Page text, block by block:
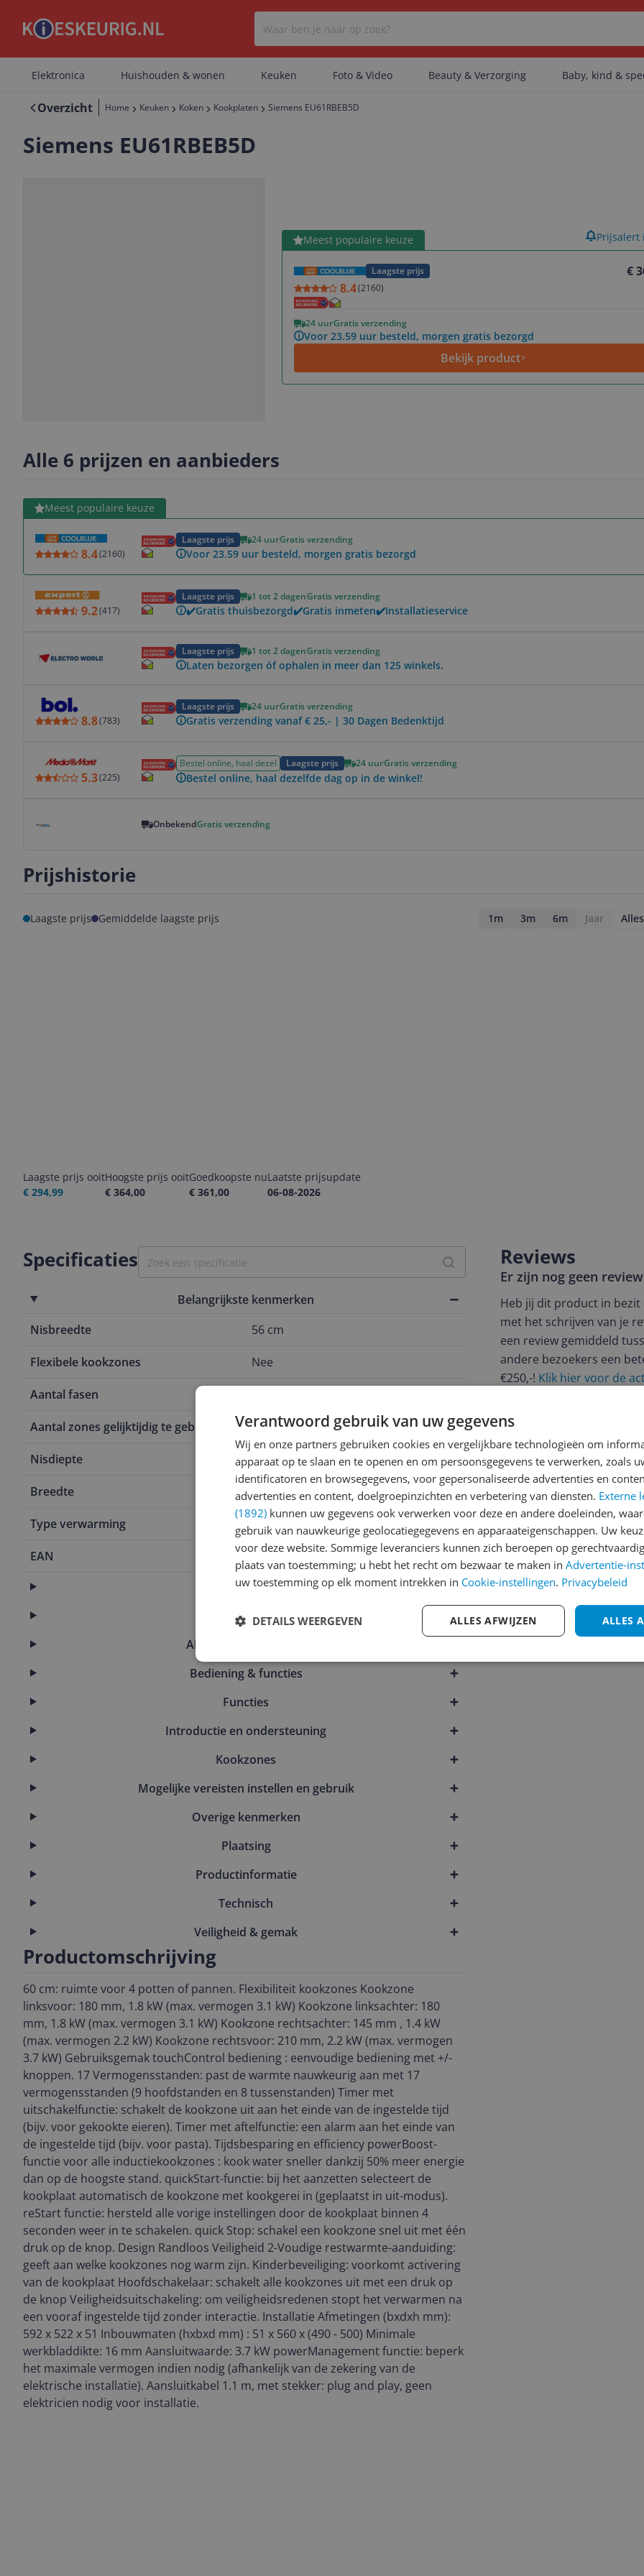
Er zijn geen artikelen gevonden.
Elektronica Huishouden & wonen Keuken Foto & Video Beauty & Verzorging Baby, kind &
Overzicht Home Keuken Koken Kookplaten Siemens EU61RBEB5D
Siemens EU61RBEB5D
Meest populaire keuze
Laagste prijs
€
8.4(2160)
24 uurGratis verzending
Voor 23.59 uur besteld, morgen gratis bezorgd
Bekijk product
Bekijk product Prijsalert
Alle 6 prijzen en aanbieders
Meest populaire keuze
8.4(2160)
Laagste prijs 24 uurGratis verzending
Voor 23.59 uur besteld, morgen gratis bezorgd
Bekijk product
9.2(417)
Laagste prijs 1 tot 2 dagenGratis verzending
✔️Gratis thuisbezorgd✔️Gratis inmeten✔️Installatieservice
Laagste prijs 1 tot 2 dagenGratis verzending
Laten bezorgen óf ophalen in meer dan 125 winkels.
8.8(783)
Laagste prijs 24 uurGratis verzending
Gratis verzending vanaf € 25,- | 30 Dagen Bedenktijd
5.3(225)
Bestel online, haal dezel Laagste prijs 24 uurGratis verzending
Bestel online, haal dezelfde dag op in de winkel!
OnbekendGratis verzending
Prijshistorie
Laagste prijs Gemiddelde laagste prijs 1m 3m 6m Jaar Alles
Laagste prijs ooit
€ 294,99
Hoogste prijs ooit
€ 364,00
Goedkoopste nu
€ 361,00
Laatste prijsupdate
06-08-2026
Specificaties
Belangrijkste kenmerken
Nisbreedte
56 cm
Flexibele kookzones Nee
Aantal fasen
Aantal zones gelijktijdig te gebruiken 4
Nisdiepte 5,1 cm
Breedte 59,2 cm
Type verwarming Inductie
EAN
4242003899762
Aansluitingen
Afmetingen
Algemene kenmerken
Bediening & functies
Functies
Introductie en ondersteuning
Kookzones
Mogelijke vereisten instellen en gebruik
Overige kenmerken
Plaatsing
Productinformatie
Technisch
Veiligheid & gemak
Productomschrijving
60 cm: ruimte voor 4 potten of pannen. Flexibiliteit kookzones Kookzone
linksvoor: 180 mm, 1.8 kW (max. vermogen 3.1 kW) Kookzone linksachter: 180
mm, 1.8 kW (max. vermogen 3.1 kW) Kookzone rechtsachter: 145 mm , 1.4 kW
(max. vermogen 2.2 kW) Kookzone rechtsvoor: 210 mm, 2.2 kW (max. vermogen
3.7 kW) Gebruiksgemak touchControl bediening : eenvoudige bediening met +/-
knoppen. 17 Vermogensstanden: past de warmte nauwkeurig aan met 17
vermogensstanden (9 hoofdstanden en 8 tussenstanden) Timer met
uitschakelfunctie: schakelt de kookzone uit aan het einde van de ingestelde tijd
(bijv. voor gekookte eieren). Timer met aftelfunctie: een alarm aan het einde van
de ingestelde tijd (bijv. voor pasta). Tijdsbesparing en efficiency powerBoost-
functie voor alle inductiekookzones : kook water sneller dankzij 50% meer energie
dan op de hoogste stand. quickStart-functie: bij het aanzetten selecteert de
kookplaat automatisch de kookzone met kookgerei in (geplaatst in uit-modus).
reStart functie: hersteld alle vorige instellingen door de kookplaat binnen 4
seconden weer in te schakelen. quick Stop: schakel een kookzone snel uit met één
druk op de knop. Design Randloos Veiligheid 2-Voudige restwarmte-aanduiding:
geeft aan welke kookzones nog warm zijn. Kinderbeveiliging: voorkomt activering
van de kookplaat Hoofdschakelaar: schakelt alle kookzones uit met een druk op
de knop Veiligheidsuitschakeling: om veiligheidsredenen stopt het verwarmen na
een vooraf ingestelde tijd zonder interactie. Installatie Afmetingen (bxdxh mm):
592 x 522 x 51 Inbouwmaten (hxbxd mm) : 51 x 560 x (490 - 500) Minimale
werkbladdikte: 16 mm Aansluitwaarde: 3.7 kW powerManagement functie: beperk
het maximale vermogen indien nodig (afhankelijk van de zekering van de
elektrische installatie). Aansluitkabel 1.1 m, met stekker: plug and play, geen
elektricien nodig voor installatie.
Reviews
Er zijn nog geen
Heb jij dit product in bezit
met het schrijven van je
een review gemiddeld
andere bezoekers een
€250,-! Klik hier voor de
3
2
1
Verantwoord gebruik van uw gegevens
Wij en onze partners gebruiken cookies en vergelijkbare technologieën om
apparaat op te slaan en te openen en om persoonsgegevens te verwerken, zoals
identificatoren en browsegegevens, voor gepersonaliseerde advertenties en
advertenties en content, doelgroepinzichten en verbetering van diensten. Externe
(1892) kunnen uw gegevens ook verwerken voor deze en andere doeleinden,
gebruik van nauwkeurige geolocatiegegevens en apparaateigenschappen. Uw
voor deze website. Sommige leveranciers kunnen zich beroepen op
plaats van toestemming; u hebt het recht om bezwaar te maken in Advertentie-
uw toestemming op elk moment intrekken in Cookie-instellingen. Privacybeleid
ALLES
ALLES AFWIJZEN
DETAILS WEERGEVEN